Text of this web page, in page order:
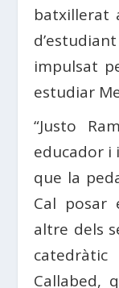
batxillerat
impulsat
estudiar
“Justo
educador i
que la
Cal posar
altre dels
Callabed,